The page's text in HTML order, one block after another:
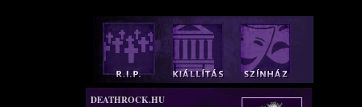
DEATHROCK.HU